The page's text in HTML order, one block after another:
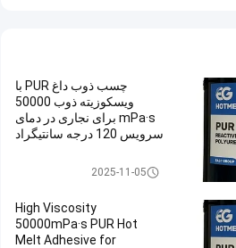
چسب ذوب داغ PUR با
ویسکوزیته ذوب 50000
mPa·s برای نجاری در دمای
سرویس 120 درجه سانتیگراد
چسب حرارتی نجاری2025-11-05
High Viscosity
50000mPa·s PUR Hot
Melt Adhesive for